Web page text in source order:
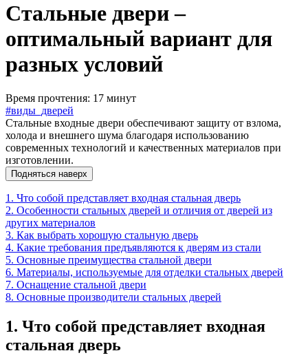
Стальные двери –
оптимальный вариант для
разных условий
Время прочтения: 17 минут
#виды_дверей
Стальные входные двери обеспечивают защиту от взлома,
холода и внешнего шума благодаря использованию
современных технологий и качественных материалов при
изготовлении.
Подняться наверх
1. Что собой представляет входная стальная дверь
2. Особенности стальных дверей и отличия от дверей из
других материалов
3. Как выбрать хорошую стальную дверь
4. Какие требования предъявляются к дверям из стали
5. Основные преимущества стальной двери
6. Материалы, используемые для отделки стальных дверей
7. Оснащение стальной двери
8. Основные производители стальных дверей
1. Что собой представляет входная
стальная дверь